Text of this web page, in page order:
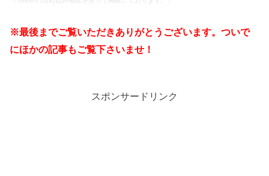
※最後までご覧いただきありがとうございます。ついで
にほかの記事もご覧下さいませ！
スポンサードリンク